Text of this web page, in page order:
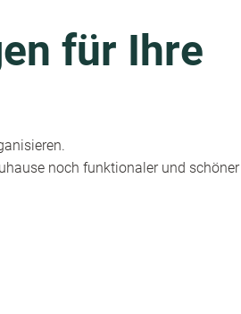
für Ihre
noch funktionaler und schöner